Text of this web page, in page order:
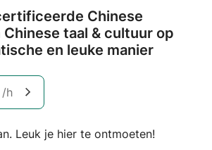
Chinese
Chinese taal & cultuur op
en leuke manier
/h
Leuk je hier te ontmoeten!